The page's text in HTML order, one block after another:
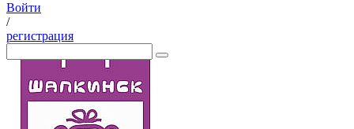
Войти
/
регистрация